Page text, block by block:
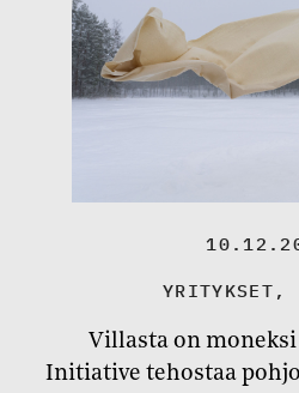
YRITYKSET ,
Villasta on
Initiative tehostaa